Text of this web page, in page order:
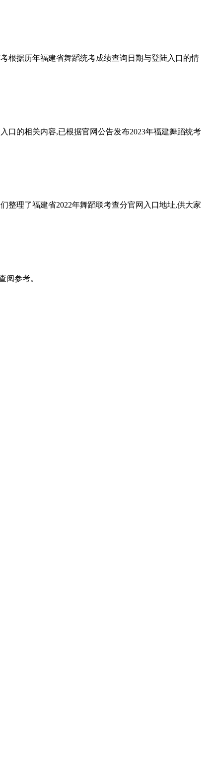
根据历年福建省舞蹈统考成绩查询日期与登陆入口的情
口的相关内容,已根据官网公告发布2023年福建舞蹈统考
整理了福建省2022年舞蹈联考查分官网入口地址,供大家
阅参考。